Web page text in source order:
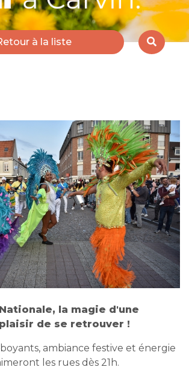
à la liste
la magie d'une
de se retrouver !
ambiance festive et énergie
les rues dès 21h.